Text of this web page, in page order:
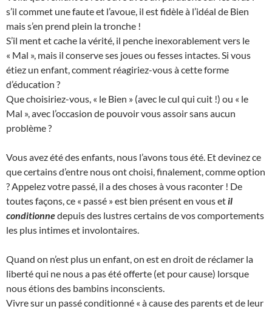
s’il commet une faute et l’avoue, il est fidèle à l’idéal de Bien
mais s’en prend plein la tronche !
S’il ment et cache la vérité, il penche inexorablement vers le
« Mal », mais il conserve ses joues ou fesses intactes. Si vous
étiez un enfant, comment réagiriez-vous à cette forme
d’éducation ?
Que choisiriez-vous, « le Bien » (avec le cul qui cuit !) ou « le
Mal », avec l’occasion de pouvoir vous assoir sans aucun
problème ?
Vous avez été des enfants, nous l’avons tous été. Et devinez ce
que certains d’entre nous ont choisi, finalement, comme option
? Appelez votre passé, il a des choses à vous raconter ! De
toutes façons, ce « passé » est bien présent en vous et il
conditionnedepuis des lustres certains de vos comportements
les plus intimes et involontaires.
Quand on n’est plus un enfant, on est en droit de réclamer la
liberté qui ne nous a pas été offerte (et pour cause) lorsque
nous étions des bambins inconscients.
Vivre sur un passé conditionné « à cause des parents et de leur